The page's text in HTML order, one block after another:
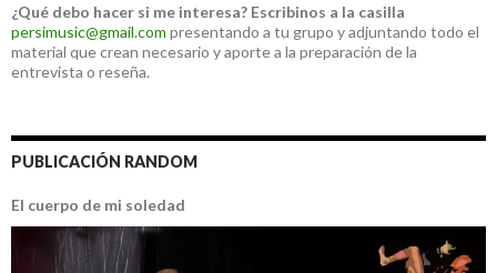
¿Qué debo hacer si me interesa? Escribinos a la casilla
persimusic@gmail.com presentando a tu grupo y adjuntando todo el
material que crean necesario y aporte a la preparación de la
entrevista o reseña.
PUBLICACIÓN RANDOM
El cuerpo de mi soledad